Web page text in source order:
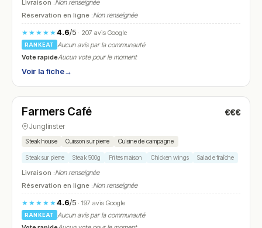
Livraison :Non renseignée
Réservation en ligne :Non renseignée
★★★★★4.6/5· 207 avis Google
RANKEAT
Aucun avis par la communauté
Vote rapideAucun vote pour le moment
Voir la fiche→
N° 10
Farmers Café €€€
Junglinster
Steak house Cuisson sur pierre Cuisine de campagne
Steak sur pierre Steak 500g Frites maison Chicken wings Salade fraîche
Livraison :Non renseignée
Réservation en ligne :Non renseignée
★★★★★4.6/5· 197 avis Google
RANKEAT
Aucun avis par la communauté